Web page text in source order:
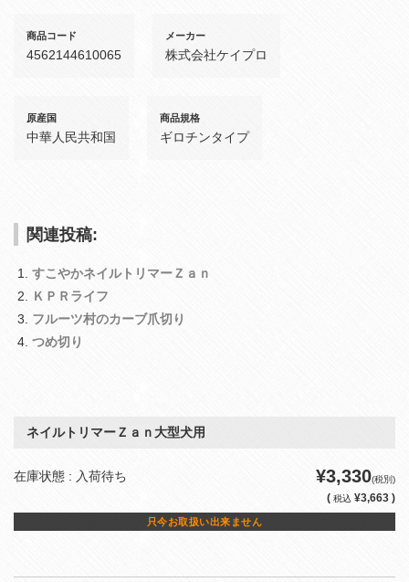
商品コード
4562144610065
メーカー
株式会社ケイプロ
原産国
中華人民共和国
商品規格
ギロチンタイプ
関連投稿:
すこやかネイルトリマーＺａｎ
ＫＰＲライフ
フルーツ村のカーブ爪切り
つめ切り
ネイルトリマーＺａｎ大型犬用
在庫状態 : 入荷待ち ¥3,330(税別)
( 税込 ¥3,663 )
只今お取扱い出来ません